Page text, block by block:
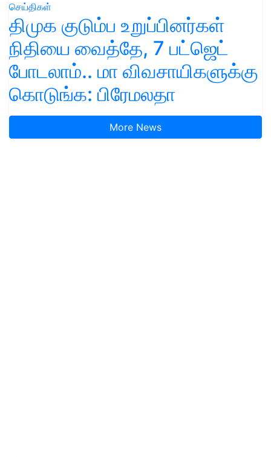
செய்திகள்
திமுக குடும்ப உறுப்பினர்கள்
நிதியை வைத்தே, 7 பட்ஜெட்
போடலாம்.. மா விவசாயிகளுக்கு
கொடுங்க: பிரேமலதா
More News